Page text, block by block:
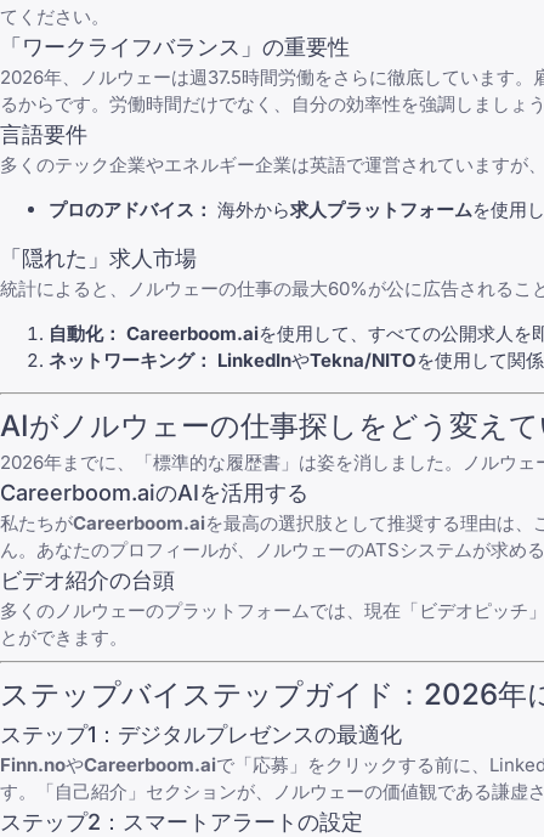
てください。
「ワークライフバランス」の重要性
2026年、ノルウェーは週37.5時間労働をさらに徹底しています
るからです。労働時間だけでなく、自分の効率性を強調しましょ
言語要件
多くのテック企業やエネルギー企業は英語で運営されています
プロのアドバイス： 海外から求人プラットフォームを使用
「隠れた」求人市場
統計によると、ノルウェーの仕事の最大60%が公に広告される
自動化： Careerboom.aiを使用して、すべての公開求人を
ネットワーキング： LinkedInやTekna/NITOを使用して関
AIがノルウェーの仕事探しをどう変え
2026年までに、「標準的な履歴書」は姿を消しました。ノルウ
Careerboom.aiのAIを活用する
私たちがCareerboom.aiを最高の選択肢として推奨する理由は
ん。あなたのプロフィールが、ノルウェーのATSシステムが求め
ビデオ紹介の台頭
多くのノルウェーのプラットフォームでは、現在「ビデオピッ
とができます。
ステップバイステップガイド：2026年
ステップ1：デジタルプレゼンスの最適化
Finn.noやCareerboom.aiで「応募」をクリックする前に、
す。「自己紹介」セクションが、ノルウェーの価値観である謙
ステップ2：スマートアラートの設定